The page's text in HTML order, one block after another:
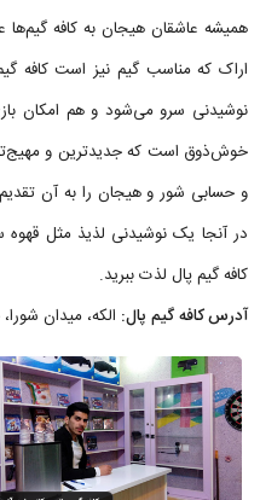
همیشه عاشقان هیجان به کافه گیم‌ها
اراک که مناسب گیم نیز است کافه
نوشیدنی سرو می‌شود و هم امکان
خوش‌ذوق است که جدیدترین و
و حسابی شور و هیجان را به آن
در آنجا یک نوشیدنی لذیذ مثل
کافه گیم پال لذت ببرید.
آدرس کافه گیم پال: الکه، میدان